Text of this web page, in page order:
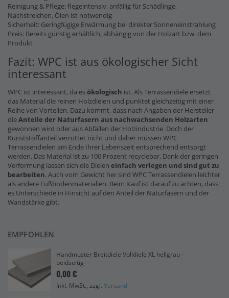
Reinigung & Pflege: flegeintensiv, anfällig für Schädlinge,
Nachstreichen, Ölen ist notwendig
Sicherheit: Geringfügige Erwärmung bei direkter Sonneneinstrahlung
Preis: Bereits günstig erhältlich, abhängig von der Holzart bzw. dem
Produkt
Fazit: WPC ist aus ökologischer Sicht
interessant
WPC ist interessant, da esökologisch ist. Als Terrassendiele ersetzt
das Material die reinen Holzdielen und punktet gleichzeitig mit einer
Reihe von Vorteilen. Dazu kommt, dass nach Angaben der Hersteller
dieAnteile der Naturfasern aus nachwachsenden Holzarten
gewonnen wird oder aus Abfällen der Holzindustrie. Doch der
Kunststoffanteil verrottet nicht und daher müssen WPC
Terrassendielen am Ende Ihrer Lebenszeit entsprechend entsorgt
werden. Das Material ist zu 100 Prozent recyclebar. Dank der geringen
Verformung lassen sich die Dielen einfach verlegen und sind gut zu
bearbeiten. Auch vom Gewicht her sind WPC Terrassendielen leichter
als andere Fußbodenmaterialien. Beim Kauf ist darauf zu achten, dass
es Unterschiede in Hinsicht auf den Anteil der Naturfasern und der
Wandstärke gibt.
EMPFOHLEN
Handmuster Breitdiele Volldiele XL hellgrau -
beidseitig-
0,00 €
Inkl. MwSt., zzgl. Versand